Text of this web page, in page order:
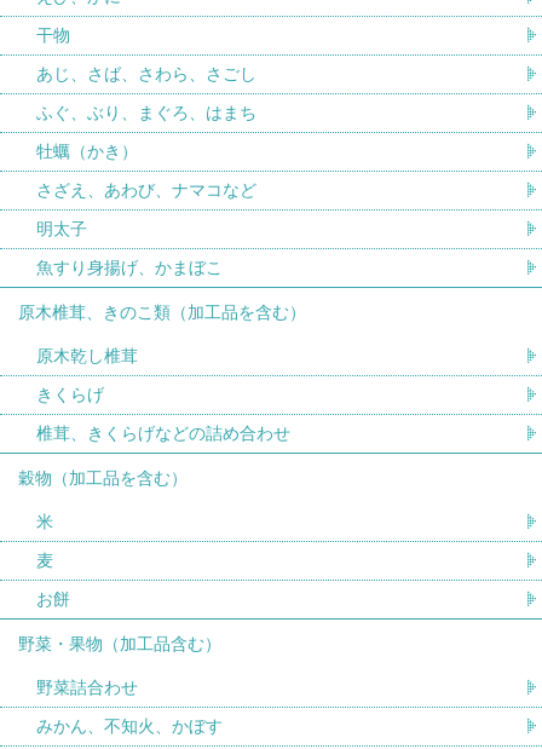
干物
あじ、さば、さわら、さごし
ふぐ、ぶり、まぐろ、はまち
牡蠣（かき）
さざえ、あわび、ナマコなど
明太子
魚すり身揚げ、かまぼこ
原木椎茸、きのこ類（加工品を含む）
原木乾し椎茸
きくらげ
椎茸、きくらげなどの詰め合わせ
穀物（加工品を含む）
米
麦
お餅
野菜・果物（加工品含む）
野菜詰合わせ
みかん、不知火、かぼす